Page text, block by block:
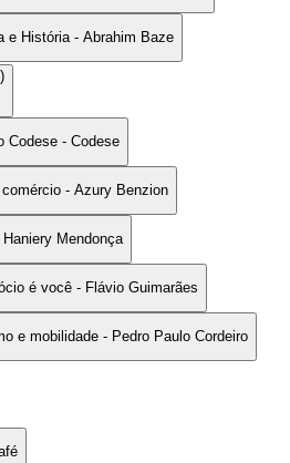
e História - Abrahim Baze
Codese - Codese
comércio - Azury Benzion
Mendonça
é você - Flávio Guimarães
e mobilidade - Pedro Paulo Cordeiro